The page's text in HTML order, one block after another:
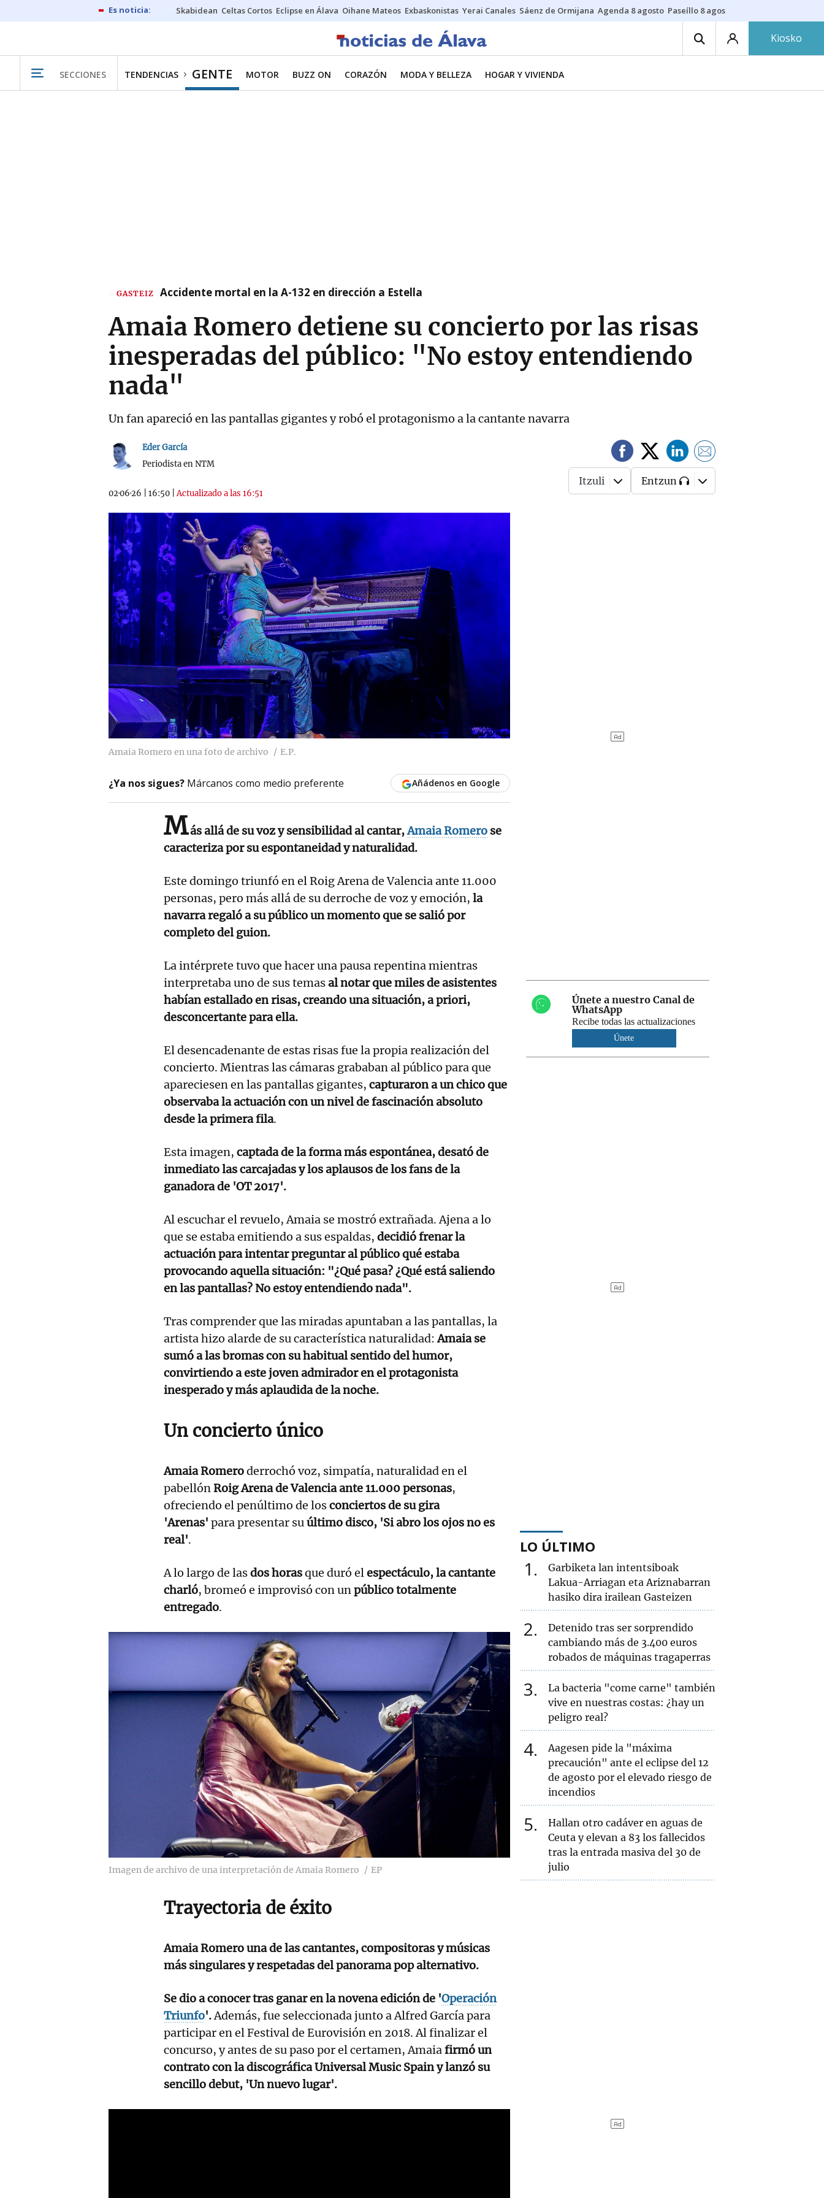
Skabidean Celtas Cortos Eclipse en Álava Oihane Mateos Exbaskonistas Yerai Canales Sáenz de Ormijana Agenda 8 agosto Paseíllo 8 agosto
Kiosko
SECCIONES TENDENCIAS GENTE MOTOR BUZZ ON CORAZÓN MODA Y BELLEZA HOGAR Y VIVIENDA
GASTEIZ Accidente mortal en la A-132 en dirección a Estella
Amaia Romero detiene su concierto por las risas
inesperadas del público: "No estoy entendiendo
nada"
Un fan apareció en las pantallas gigantes y robó el protagonismo a la cantante navarra
Eder García
Periodista en NTM
02·06·26 16:50 |Actualizado a las 16:51
Itzuli Entzun
Amaia Romero en una foto de archivo E.P.
¿Ya nos sigues? Márcanos como medio preferente Añádenos en Google
Más allá de su voz y sensibilidad al cantar,Amaia Romero se
caracteriza por su espontaneidad y naturalidad.
Este domingo triunfó en el Roig Arena de Valencia ante 11.000
personas, pero más allá de su derroche de voz y emoción, la
navarra regaló a su público un momento que se salió por
completo del guion.
La intérprete tuvo que hacer una pausa repentina mientras
interpretaba uno de sus temasal notar que miles de asistentes
habían estallado en risas, creando una situación, a priori,
desconcertante para ella.
El desencadenante de estas risas fue la propia realización del
concierto. Mientras las cámaras grababan al público para que
apareciesen en las pantallas gigantes, capturaron a un chico que
observaba la actuación con un nivel de fascinación absoluto
desde la primera fila.
Esta imagen, captada de la forma más espontánea, desató de
inmediato las carcajadas y los aplausos de los fans de la
ganadora de 'OT 2017'.
Al escuchar el revuelo, Amaia se mostró extrañada. Ajena a lo
que se estaba emitiendo a sus espaldas, decidió frenar la
actuación para intentar preguntar al público qué estaba
provocando aquella situación: "¿Qué pasa? ¿Qué está saliendo
en las pantallas? No estoy entendiendo nada".
Tras comprender que las miradas apuntaban a las pantallas, la
artista hizo alarde de su característica naturalidad:Amaia se
sumó a las bromas con su habitual sentido del humor,
convirtiendo a este joven admirador en el protagonista
inesperado y más aplaudida de la noche.
Un concierto único
Amaia Romeroderrochó voz, simpatía, naturalidad en el
pabellónRoig Arena de Valencia ante 11.000 personas,
ofreciendo el penúltimo de losconciertos de su gira
'Arenas' para presentar suúltimo disco, 'Si abro los ojos no es
real'.
A lo largo de lasdos horasque duró elespectáculo, la cantante
charló, bromeó e improvisó con unpúblico totalmente
entregado.
Imagen de archivo de una interpretación de Amaia Romero EP
Trayectoria de éxito
Amaia Romerouna de las cantantes, compositoras y músicas
más singulares y respetadas del panorama pop alternativo.
Se dio a conocer tras ganar en la novena edición de 'Operación
Triunfo'.​Además, fue seleccionada junto a Alfred García para
participar en el Festival de Eurovisión en 2018.​ Al finalizar el
concurso, y antes de su paso por el certamen, Amaiafirmó un
contrato con la discográfica Universal Music Spain y lanzó su
sencillo debut, 'Un nuevo lugar'.
Únete a nuestro Canal de
WhatsApp
Recibe todas las actualizaciones
Únete
LO ÚLTIMO
1
Garbiketa lan intentsiboak
Lakua-Arriagan eta Ariznabarran
hasiko dira irailean Gasteizen
2
Detenido tras ser sorprendido
cambiando más de 3.400 euros
robados de máquinas tragaperras
3
La bacteria "come carne" también
vive en nuestras costas: ¿hay un
peligro real?
4
Aagesen pide la "máxima
precaución" ante el eclipse del 12
de agosto por el elevado riesgo de
incendios
5
Hallan otro cadáver en aguas de
Ceuta y elevan a 83 los fallecidos
tras la entrada masiva del 30 de
julio